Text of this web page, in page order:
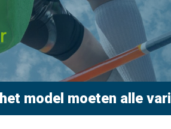
model moeten alle